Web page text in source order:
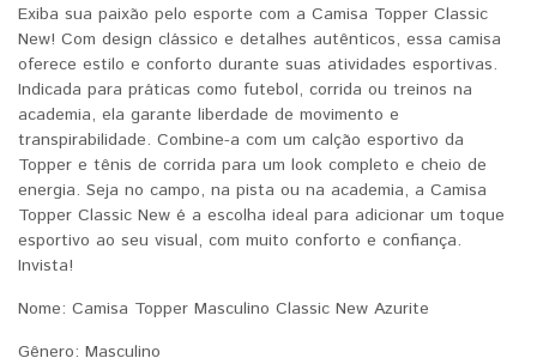
Exiba sua paixão pelo esporte com a Camisa Topper Classic
New! Com design clássico e detalhes autênticos, essa camisa
oferece estilo e conforto durante suas atividades esportivas.
Indicada para práticas como futebol, corrida ou treinos na
academia, ela garante liberdade de movimento e
transpirabilidade. Combine-a com um calção esportivo da
Topper e tênis de corrida para um look completo e cheio de
energia. Seja no campo, na pista ou na academia, a Camisa
Topper Classic New é a escolha ideal para adicionar um toque
esportivo ao seu visual, com muito conforto e confiança.
Invista!
Nome: Camisa Topper Masculino Classic New Azurite
Gênero: Masculino